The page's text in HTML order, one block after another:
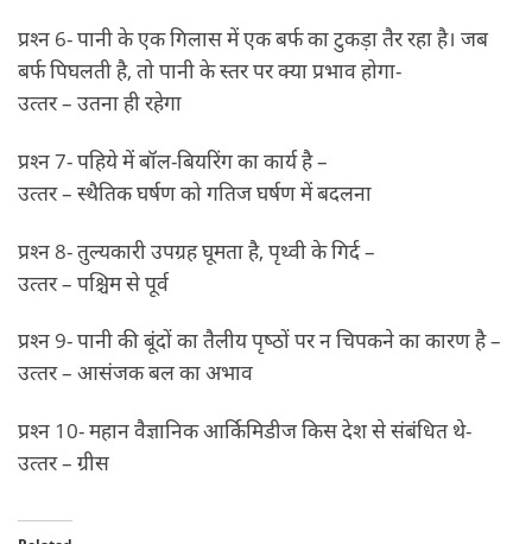
प्रश्‍न 6- पानी के एक गिलास में एक बर्फ का टुकड़ा तैर रहा है। जब
बर्फ पिघलती है, तो पानी के स्‍तर पर क्‍या प्रभाव होगा-
उत्‍तर – उतना ही रहेगा
प्रश्‍न 7- पहिये में बॉल-बियरिंग का कार्य है –
उत्‍तर – स्‍थैतिक घर्षण को गतिज घर्षण में बदलना
प्रश्‍न 8- तुल्‍यकारी उपग्रह घूमता है, पृथ्‍वी के गिर्द –
उत्‍तर – पश्चिम से पूर्व
प्रश्‍न 9- पानी की बूंदों का तैलीय पृष्‍ठों पर न चिपकने का कारण है –
उत्‍तर – आसंजक बल का अभाव
प्रश्‍न 10- महान वैज्ञानिक आर्किमिडीज किस देश से संबंधित थे-
उत्‍तर – ग्रीस